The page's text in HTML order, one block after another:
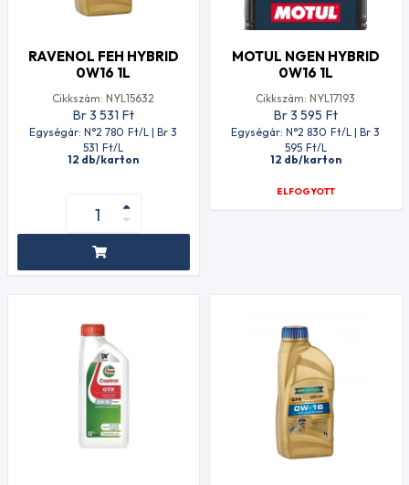
RAVENOL FEH HYBRID
0W16 1L
Cikkszám: NYL15632
Br 3 531 Ft
Egységár: N°2 780 Ft/L | Br 3
531 Ft/L
12 db/karton
MOTUL NGEN HYBRID
0W16 1L
Cikkszám: NYL17193
Br 3 595 Ft
Egységár: N°2 830 Ft/L | Br 3
595 Ft/L
12 db/karton
ELFOGYOTT